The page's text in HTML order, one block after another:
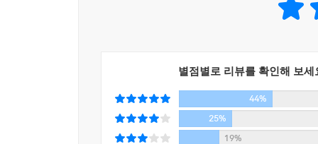
빠졌다. “몇 년이나 같은 이야기를 반복적으
그렇게 이야기의 수레바퀴는 다시 구르기 시작
“하영은 그 뒤로 어떻게 되었을까? 어떻게 성장
구성될 하영의 이야기는 두 번째 작품에서 청소
엘릭시르에서 출간될 예정이다.
별점별로 리뷰를 확인해 보세
44%
25%
19%